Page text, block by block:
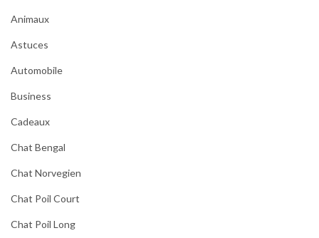
Animaux
Astuces
Automobile
Business
Cadeaux
Chat Bengal
Chat Norvegien
Chat Poil Court
Chat Poil Long